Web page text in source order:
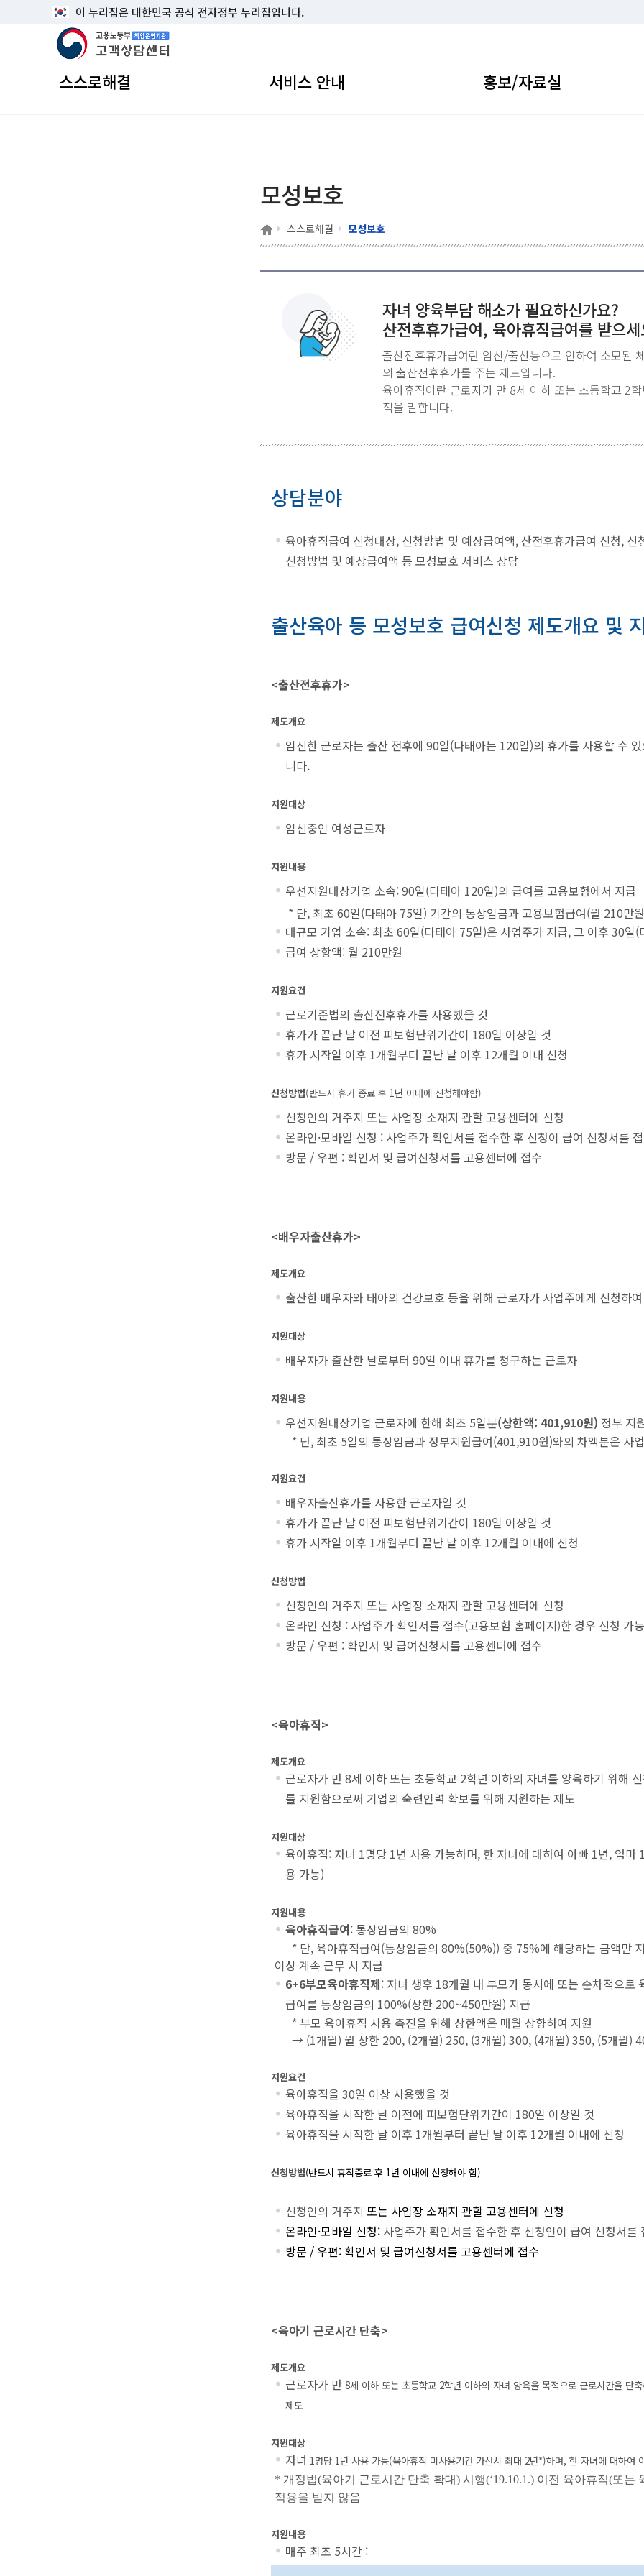
이 누리집은 대한민국 공식 전자정부 누리집입니다.
고용노동부 책임운영기관 고객상담센터
스스로해결 서비스 안내 홍보/자료실
모성보호
홈 스스로해결 모성보호
자녀 양육부담 해소가 필요하신가요?
산전후휴가급여, 육아휴직급여를 받으
출산전후휴가급여란 임신/출산등으로 인하여 소모된
의 출산전후휴가를 주는 제도입니다.
육아휴직이란 근로자가 만 8세 이하 또는 초등학교 2
직을 말합니다.
상담분야
육아휴직급여 신청대상, 신청방법 및 예상급여액, 산전후휴가급여 신청,
신청방법 및 예상급여액 등 모성보호 서비스 상담
출산육아 등 모성보호 급여신청 제도개요 및
<출산전후휴가>
제도개요
임신한 근로자는 출산 전후에 90일(다태아는 120일)의 휴가를 사용할 수
니다.
지원대상
임신중인 여성근로자
지원내용
우선지원대상기업 소속: 90일(다태아 120일)의 급여를 고용보험에서 지급
* 단, 최초 60일(다태아 75일) 기간의 통상임금과 고용보험급여(월 210만
대규모 기업 소속: 최초 60일(다태아 75일)은 사업주가 지급, 그 이후 30일
급여 상항액: 월 210만원
지원요건
근로기준법의 출산전후휴가를 사용했을 것
휴가가 끝난 날 이전 피보험단위기간이 180일 이상일 것
휴가 시작일 이후 1개월부터 끝난 날 이후 12개월 이내 신청
신청방법(반드시 휴가 종료 후 1년 이내에 신청해야함)
신청인의 거주지 또는 사업장 소재지 관할 고용센터에 신청
온라인·모바일 신청 : 사업주가 확인서를 접수한 후 신청이 급여 신청서를
방문 / 우편 : 확인서 및 급여신청서를 고용센터에 접수
<배우자출산휴가>
제도개요
출산한 배우자와 태아의 건강보호 등을 위해 근로자가 사업주에게 신청하
지원대상
배우자가 출산한 날로부터 90일 이내 휴가를 청구하는 근로자
지원내용
우선지원대상기업 근로자에 한해 최초 5일분(상한액: 401,910원) 정부 지
* 단, 최초 5일의 통상임금과 정부지원급여(401,910원)와의 차액분은 사
지원요건
배우자출산휴가를 사용한 근로자일 것
휴가가 끝난 날 이전 피보험단위기간이 180일 이상일 것
휴가 시작일 이후 1개월부터 끝난 날 이후 12개월 이내에 신청
신청방법
신청인의 거주지 또는 사업장 소재지 관할 고용센터에 신청
온라인 신청 : 사업주가 확인서를 접수(고용보험 홈페이지)한 경우 신청 가능
방문 / 우편 : 확인서 및 급여신청서를 고용센터에 접수
<육아휴직>
제도개요
근로자가 만 8세 이하 또는 초등학교 2학년 이하의 자녀를 양육하기 위해
를 지원함으로써 기업의 숙련인력 확보를 위해 지원하는 제도
지원대상
육아휴직: 자녀 1명당 1년 사용 가능하며, 한 자녀에 대하여 아빠 1년, 엄
용 가능)
지원내용
육아휴직급여: 통상임금의 80%
* 단, 육아휴직급여(통상임금의 80%(50%)) 중 75%에 해당하는 금액만
이상 계속 근무 시 지급
6+6부모육아휴직제: 자녀 생후 18개월 내 부모가 동시에 또는 순차적으
급여를 통상임금의 100%(상한 200~450만원) 지급
* 부모 육아휴직 사용 촉진을 위해 상한액은 매월 상향하여 지원
→ (1개월) 월 상한 200, (2개월) 250, (3개월) 300, (4개월) 350, (5개월)
지원요건
육아휴직을 30일 이상 사용했을 것
육아휴직을 시작한 날 이전에 피보험단위기간이 180일 이상일 것
육아휴직을 시작한 날 이후 1개월부터 끝난 날 이후 12개월 이내에 신청
신청방법(반드시 휴직종료 후 1년 이내에 신청해야 함)
신청인의 거주지 또는 사업장 소재지 관할 고용센터에 신청
온라인·모바일 신청: 사업주가 확인서를 접수한 후 신청인이 급여 신청서를
방문 / 우편: 확인서 및 급여신청서를 고용센터에 접수
<육아기 근로시간 단축>
제도개요
근로자가 만 8세 이하 또는 초등학교 2학년 이하의 자녀 양육을 목적으로 근로시간을 단
제도
지원대상
자녀 1명당 1년 사용 가능(육아휴직 미사용기간 가산시 최대 2년*)하며, 한 자녀에 대하여
* 개정법(육아기 근로시간 단축 확대) 시행(‘19.10.1.) 이전 육아휴직(또는
적용을 받지 않음
지원내용
매주 최초 5시간 :